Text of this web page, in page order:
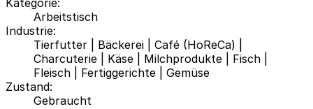
Kategorie:
Arbeitstisch
Industrie:
Tierfutter
Bäckerei Café (HoReCa)
Charcuterie
Käse Milchprodukte Fisch
Fleisch
Fertiggerichte
Gemüse
Zustand:
Gebraucht